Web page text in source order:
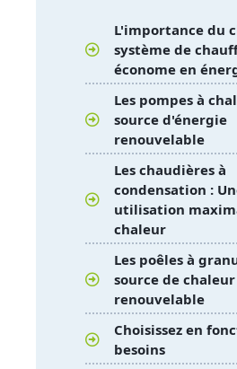
L'importance du
système de
économe en
Les pompes à
source d'énergie
renouvelable
Les chaudières à
condensation :
utilisation
chaleur
Les poêles à
source de chaleur
renouvelable
Choisissez en
besoins